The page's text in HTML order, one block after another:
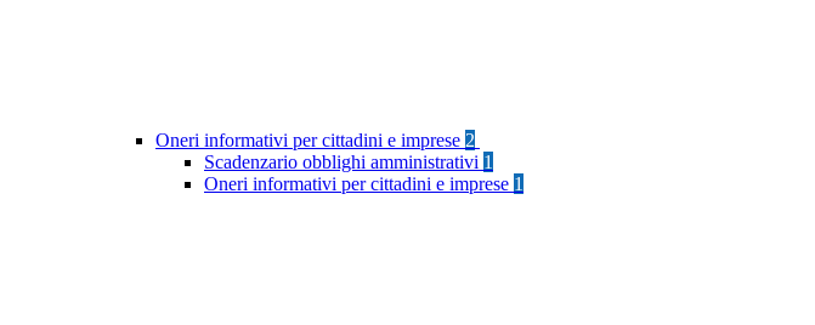
Oneri informativi per cittadini e imprese 2
Scadenzario obblighi amministrativi 1
Oneri informativi per cittadini e imprese 1